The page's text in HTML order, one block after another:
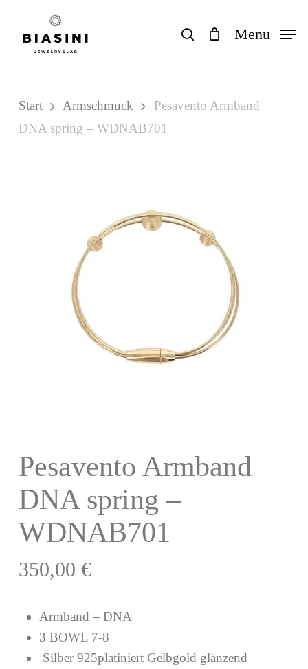
search Menu
Einkaufswagen
Close
Cart
Start Armschmuck
Pesavento Armband
DNA spring – WDNAB701
Pesavento Armband
DNA spring –
WDNAB701
350,00 €
Armband – DNA
3 BOWL 7-8
Silber 925platiniert Gelbgold glänzend